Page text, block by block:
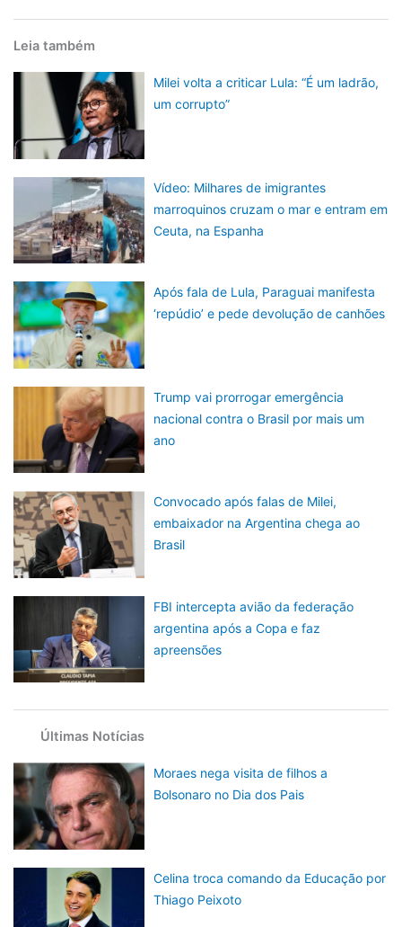
Leia também
Milei volta a criticar Lula: “É um ladrão,
um corrupto”
Vídeo: Milhares de imigrantes
marroquinos cruzam o mar e entram em
Ceuta, na Espanha
Após fala de Lula, Paraguai manifesta
‘repúdio’ e pede devolução de canhões
Trump vai prorrogar emergência
nacional contra o Brasil por mais um
ano
Convocado após falas de Milei,
embaixador na Argentina chega ao
Brasil
FBI intercepta avião da federação
argentina após a Copa e faz
apreensões
Últimas Notícias
Moraes nega visita de filhos a
Bolsonaro no Dia dos Pais
Celina troca comando da Educação por
Thiago Peixoto